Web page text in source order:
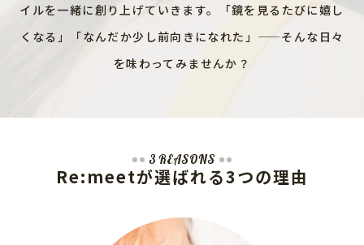
イルを一緒に創り上げていきます。「鏡を見るたびに嬉し
くなる」「なんだか少し前向きになれた」——そんな日々
を味わってみませんか？
3 REASONS
Re:meetが選ばれる3つの理由